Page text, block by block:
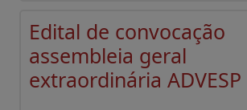
Edital de convocação
assembleia geral
extraordinária ADVESP